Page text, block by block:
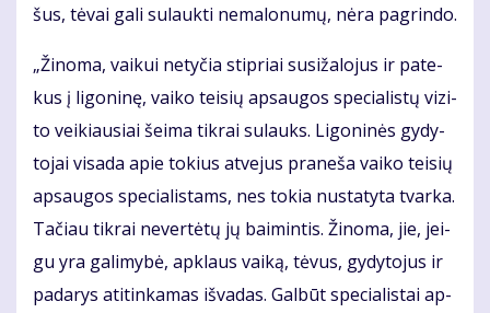
šus, tė­vai ga­li su­lauk­ti ne­ma­lo­nu­mų, nė­ra pa­grin­do.
„Ži­no­ma, vai­kui ne­ty­čia stip­riai su­si­ža­lo­jus ir pa­te­
kus į li­go­ni­nę, vai­ko tei­sių ap­sau­gos spe­cia­lis­tų vi­zi­
to vei­kiau­siai šei­ma tik­rai su­lauks. Li­go­ni­nės gy­dy­
to­jai vi­sa­da apie to­kius at­ve­jus pra­ne­ša vai­ko tei­sių
ap­sau­gos spe­cia­lis­tams, nes to­kia nu­sta­ty­ta tvar­ka.
Ta­čiau tik­rai ne­ver­tė­tų jų bai­min­tis. Ži­no­ma, jie, jei­
gu yra ga­li­my­bė, ap­klaus vai­ką, tė­vus, gy­dy­to­jus ir
pa­da­rys ati­tin­ka­mas iš­va­das. Gal­būt spe­cia­lis­tai ap­